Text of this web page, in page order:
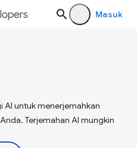
Masuk
untuk menerjemahkan
Terjemahan AI mungkin